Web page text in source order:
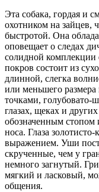
Эта собака, гордая и
охотником на зайцев,
быстротой. Она
оповещает о следах
солидной комплекции
покров состоит из
длинной, слегка
или меньшего
точками,
глазах, щеках и
обозначенным стопом
носа. Глаза
выражением. Уши
скрученные, чем у
немного загнутый.
мягкий и ласковый,
общения.